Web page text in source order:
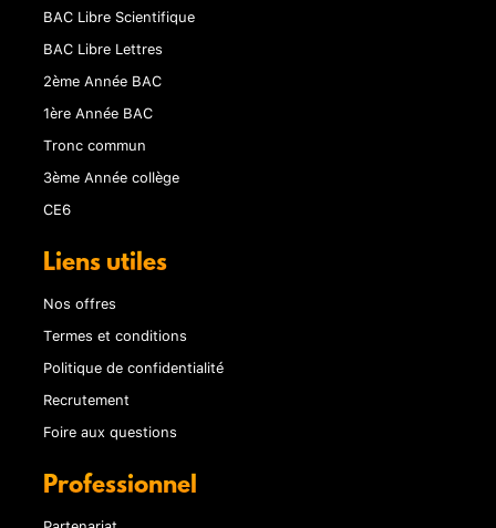
BAC Libre Scientifique
BAC Libre Lettres
2ème Année BAC
1ère Année BAC
Tronc commun
3ème Année collège
CE6
Liens utiles
Nos offres
Termes et conditions
Politique de confidentialité
Recrutement
Foire aux questions
Professionnel